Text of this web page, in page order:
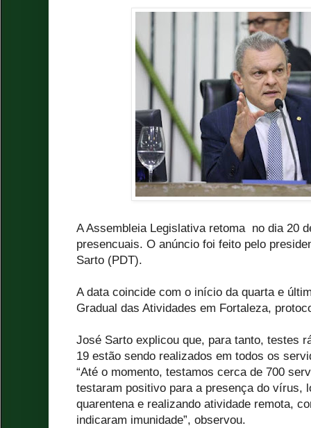
A Assembleia Legislativa retoma no dia 20
presencuais. O anúncio foi feito pelo
Sarto (PDT).
A data coincide com o início da quarta e
Gradual das Atividades em Fortaleza,
José Sarto explicou que, para tanto, testes
19 estão sendo realizados em todos os
“Até o momento, testamos cerca de 700
testaram positivo para a presença do vírus,
quarentena e realizando atividade remota,
indicaram imunidade”, observou.